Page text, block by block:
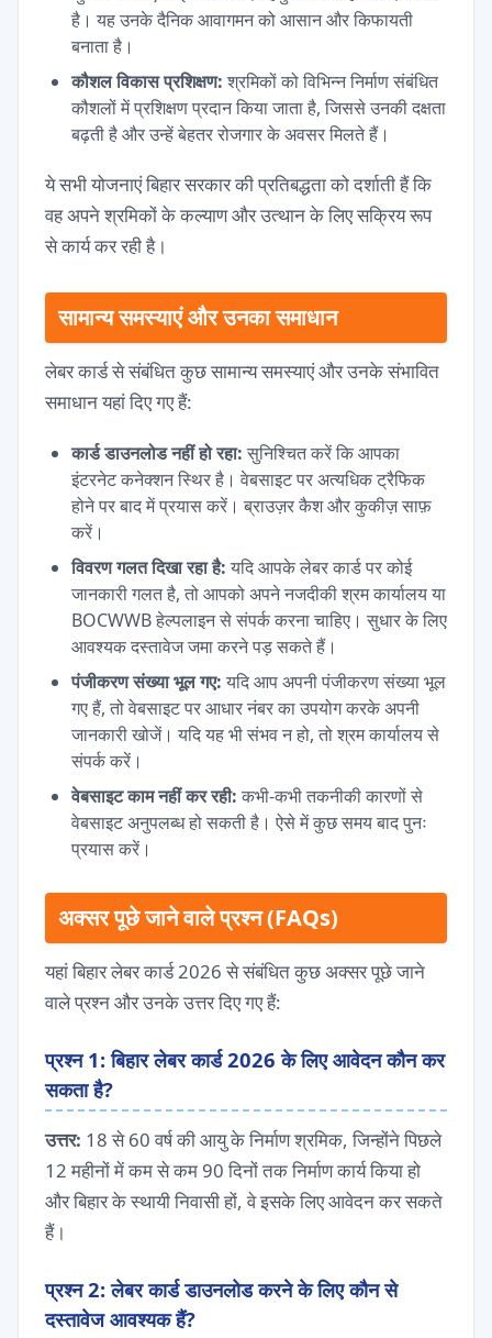
है। यह उनके दैनिक आवागमन को आसान और किफायती
बनाता है।
कौशल विकास प्रशिक्षण: श्रमिकों को विभिन्न निर्माण संबंधित
कौशलों में प्रशिक्षण प्रदान किया जाता है, जिससे उनकी दक्षता
बढ़ती है और उन्हें बेहतर रोजगार के अवसर मिलते हैं।
ये सभी योजनाएं बिहार सरकार की प्रतिबद्धता को दर्शाती हैं कि
वह अपने श्रमिकों के कल्याण और उत्थान के लिए सक्रिय रूप
से कार्य कर रही है।
सामान्य समस्याएं और उनका समाधान
लेबर कार्ड से संबंधित कुछ सामान्य समस्याएं और उनके संभावित
समाधान यहां दिए गए हैं:
कार्ड डाउनलोड नहीं हो रहा: सुनिश्चित करें कि आपका
इंटरनेट कनेक्शन स्थिर है। वेबसाइट पर अत्यधिक ट्रैफिक
होने पर बाद में प्रयास करें। ब्राउज़र कैश और कुकीज़ साफ़
करें।
विवरण गलत दिखा रहा है: यदि आपके लेबर कार्ड पर कोई
जानकारी गलत है, तो आपको अपने नजदीकी श्रम कार्यालय या
BOCWWB हेल्पलाइन से संपर्क करना चाहिए। सुधार के लिए
आवश्यक दस्तावेज जमा करने पड़ सकते हैं।
पंजीकरण संख्या भूल गए: यदि आप अपनी पंजीकरण संख्या भूल
गए हैं, तो वेबसाइट पर आधार नंबर का उपयोग करके अपनी
जानकारी खोजें। यदि यह भी संभव न हो, तो श्रम कार्यालय से
संपर्क करें।
वेबसाइट काम नहीं कर रही: कभी-कभी तकनीकी कारणों से
वेबसाइट अनुपलब्ध हो सकती है। ऐसे में कुछ समय बाद पुनः
प्रयास करें।
अक्सर पूछे जाने वाले प्रश्न (FAQs)
यहां बिहार लेबर कार्ड 2026 से संबंधित कुछ अक्सर पूछे जाने
वाले प्रश्न और उनके उत्तर दिए गए हैं:
प्रश्न 1: बिहार लेबर कार्ड 2026 के लिए आवेदन कौन कर
सकता है?
उत्तर: 18 से 60 वर्ष की आयु के निर्माण श्रमिक, जिन्होंने पिछले
12 महीनों में कम से कम 90 दिनों तक निर्माण कार्य किया हो
और बिहार के स्थायी निवासी हों, वे इसके लिए आवेदन कर सकते
हैं।
प्रश्न 2: लेबर कार्ड डाउनलोड करने के लिए कौन से
दस्तावेज आवश्यक हैं?